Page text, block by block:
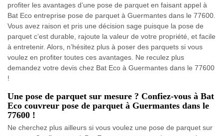
profiter les avantages d’une pose de parquet en faisant appel à
Bat Eco entreprise pose de parquet à Guermantes dans le 77600.
Vous avez raison et pris une décision sage puisque la pose de
parquet c’est durable, rajoute la valeur de votre propriété, et facile
à entretenir. Alors, n’hésitez plus à poser des parquets si vous
voulez en profiter toutes ces avantages. Ne reculez plus
demandez votre devis chez Bat Eco à Guermantes dans le 77600
!
Une pose de parquet sur mesure ? Confiez-vous à Bat
Eco couvreur pose de parquet à Guermantes dans le
77600 !
Ne cherchez plus ailleurs si vous voulez une pose de parquet sur